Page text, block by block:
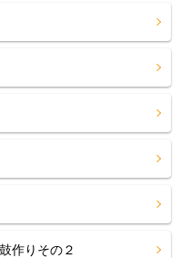
作りその２